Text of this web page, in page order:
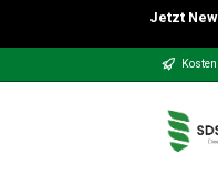
Zum Hauptinhalt springen
Jetzt